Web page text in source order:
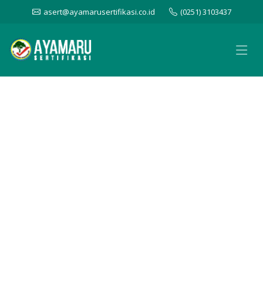
asert@ayamarusertifikasi.co.id (0251) 3103437